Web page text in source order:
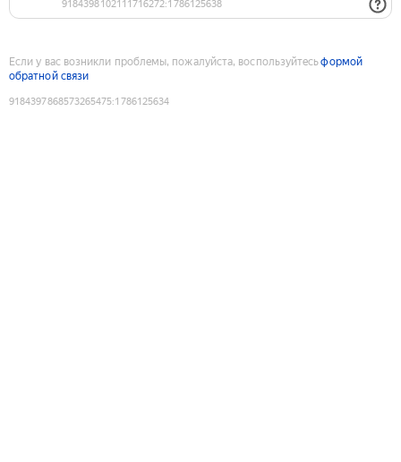
Если у вас возникли проблемы, пожалуйста, воспользуйтесьформой
обратной связи
9184397868573265475:1786125634